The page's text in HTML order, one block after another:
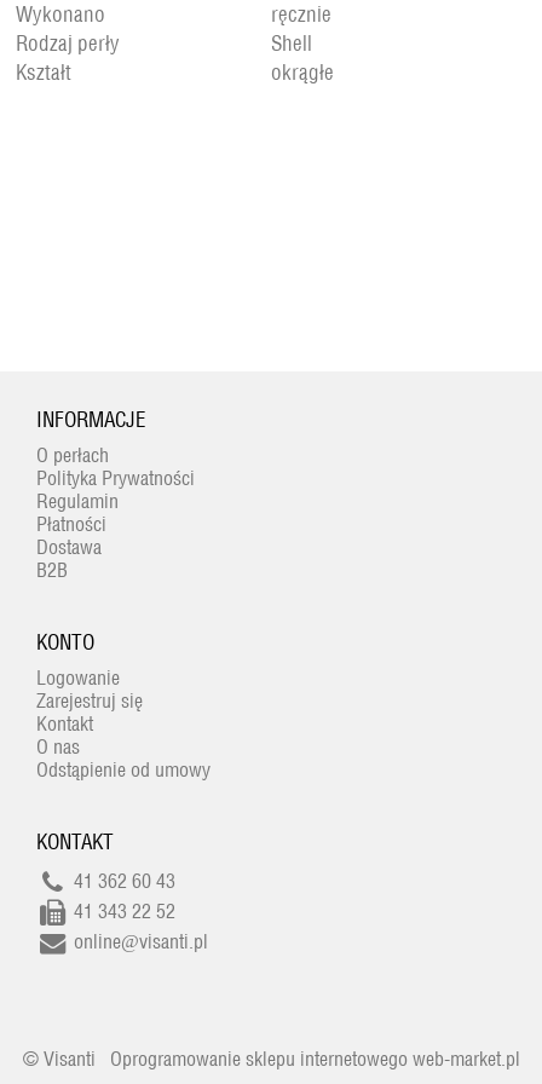
Wykonano
ręcznie
Rodzaj perły
Shell
Kształt
okrągłe
INFORMACJE
O perłach
Polityka Prywatności
Regulamin
Płatności
Dostawa
B2B
KONTO
Logowanie
Zarejestruj się
Kontakt
O nas
Odstąpienie od umowy
KONTAKT
41 362 60 43
41 343 22 52
online@visanti.pl
© Visanti Oprogramowanie sklepu internetowego web-market.pl